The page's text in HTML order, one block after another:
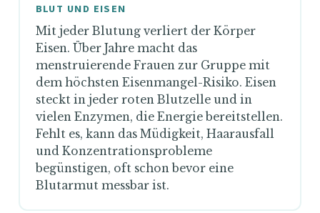
BLUT UND EISEN
Mit jeder Blutung verliert der Körper
Eisen. Über Jahre macht das
menstruierende Frauen zur Gruppe mit
dem höchsten Eisenmangel-Risiko. Eisen
steckt in jeder roten Blutzelle und in
vielen Enzymen, die Energie bereitstellen.
Fehlt es, kann das Müdigkeit, Haarausfall
und Konzentrationsprobleme
begünstigen, oft schon bevor eine
Blutarmut messbar ist.